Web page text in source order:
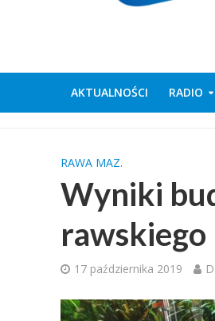
AKTUALNOŚCI RADIO
RAWA MAZ.
Wyniki
rawskiego
17 października 2019